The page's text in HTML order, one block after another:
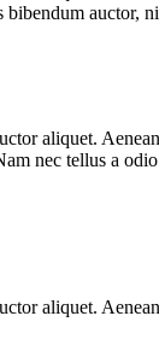
auctor,
aliquet.
nec tellus a
aliquet.